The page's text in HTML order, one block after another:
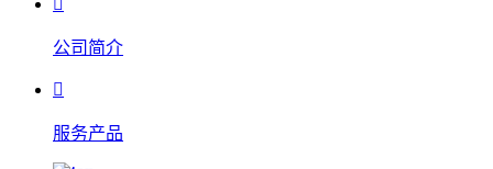
公司简介

服务产品